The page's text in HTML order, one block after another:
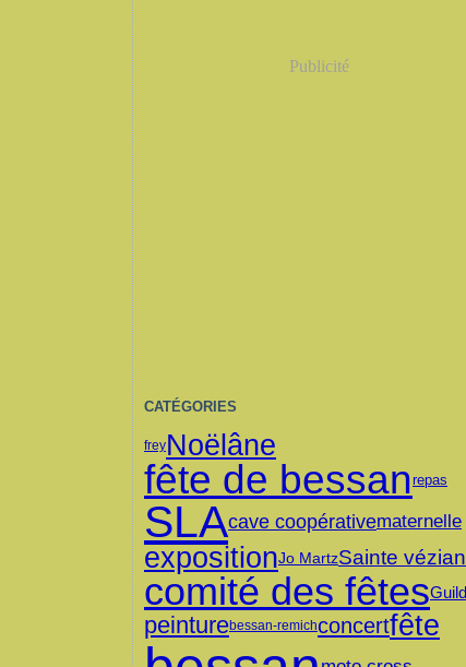
Publicité
CATÉGORIES
freyNoël âne
fête de bessanrepas
SLAcave coopérativematernelle
expositionJo MartzSainte
comité des fêtes
peinturebessan-remichconcertfête